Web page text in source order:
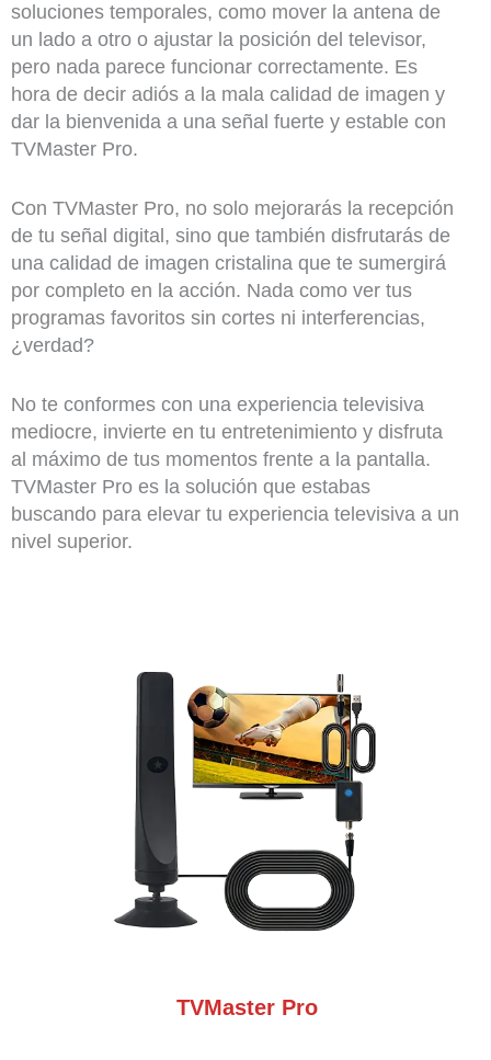
soluciones temporales, como mover la antena de
un lado a otro o ajustar la posición del televisor,
pero nada parece funcionar correctamente. Es
hora de decir adiós a la mala calidad de imagen y
dar la bienvenida a una señal fuerte y estable con
TVMaster Pro.
Con TVMaster Pro, no solo mejorarás la recepción
de tu señal digital, sino que también disfrutarás de
una calidad de imagen cristalina que te sumergirá
por completo en la acción. Nada como ver tus
programas favoritos sin cortes ni interferencias,
¿verdad?
No te conformes con una experiencia televisiva
mediocre, invierte en tu entretenimiento y disfruta
al máximo de tus momentos frente a la pantalla.
TVMaster Pro es la solución que estabas
buscando para elevar tu experiencia televisiva a un
nivel superior.
TVMaster Pro